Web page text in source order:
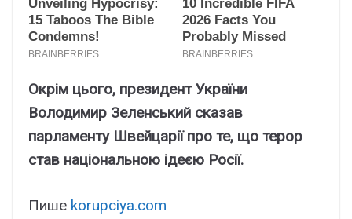
Окрім цього, президент України
Володимир Зеленський сказав
парламенту Швейцарії про те, що терор
став національною ідеєю Росії.
Пише korupciya.com